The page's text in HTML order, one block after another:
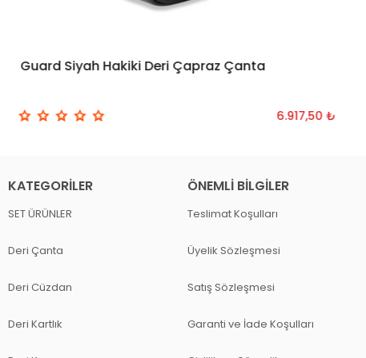
SEPETE EKLE
Guard Siyah Hakiki Deri Çapraz Çanta
6.917,50 ₺
KATEGORILER
SET ÜRÜNLER
Deri Çanta
Deri Cüzdan
Deri Kartlık
ÖNEMLI BILGILER
Teslimat Koşulları
Üyelik Sözleşmesi
Satış Sözleşmesi
Garanti ve İade Koşulları